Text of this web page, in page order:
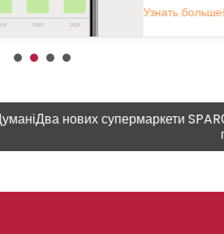
ОБЩЕСТВЕННОЕ ПИТАНИЕ
супермаркети SPAR